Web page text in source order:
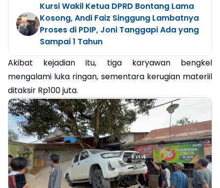
Kursi Wakil Ketua DPRD Bontang Lama
Kosong, Andi Faiz Singgung Lambatnya
Proses di PDIP, Joni Tanggapi Ada yang
Sampai 1 Tahun
Akibat kejadian itu, tiga karyawan bengkel
mengalami luka ringan, sementara kerugian materiil
ditaksir Rp100 juta.